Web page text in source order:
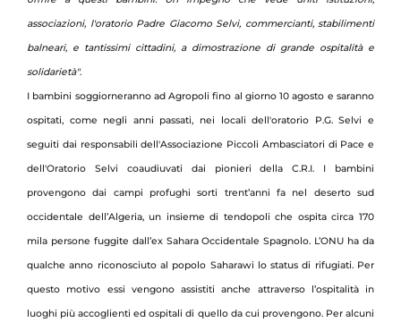
associazioni, l'oratorio Padre Giacomo Selvi, commercianti, stabilimenti
balneari, e tantissimi cittadini, a dimostrazione di grande ospitalità e
solidarietà".
I bambini soggiorneranno ad Agropoli fino al giorno 10 agosto e saranno
ospitati, come negli anni passati, nei locali dell'oratorio P.G. Selvi e
seguiti dai responsabili dell'Associazione Piccoli Ambasciatori di Pace e
dell'Oratorio Selvi coaudiuvati dai pionieri della C.R.I. I bambini
provengono dai campi profughi sorti trent’anni fa nel deserto sud
occidentale dell’Algeria, un insieme di tendopoli che ospita circa 170
mila persone fuggite dall’ex Sahara Occidentale Spagnolo. L’ONU ha da
qualche anno riconosciuto al popolo Saharawi lo status di rifugiati. Per
questo motivo essi vengono assistiti anche attraverso l’ospitalità in
luoghi più accoglienti ed ospitali di quello da cui provengono. Per alcuni